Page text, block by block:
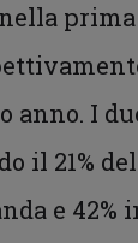
I
il 21%
e 42%